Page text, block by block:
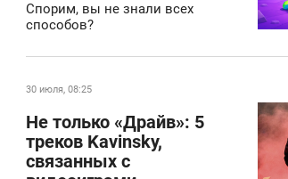
Спорим, вы не знали всех
способов?
30 июля, 08:25
Не только «Драйв»: 5
треков Kavinsky,
связанных с